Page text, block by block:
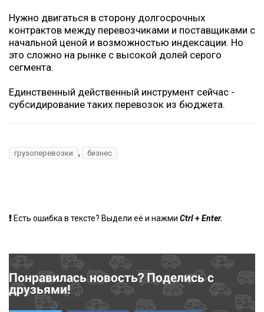
Нужно двигаться в сторону долгосрочных
контрактов между перевозчиками и поставщиками с
начальной ценой и возможностью индексации. Но
это сложно на рынке с высокой долей серого
сегмента.
Единственный действенный инструмент сейчас -
субсидирование таких перевозок из бюджета.
грузоперевозки , бизнес
Есть ошибка в тексте? Выдели её и нажми Ctrl+Enter.
Понравилась новость? Поделись с
друзьями!